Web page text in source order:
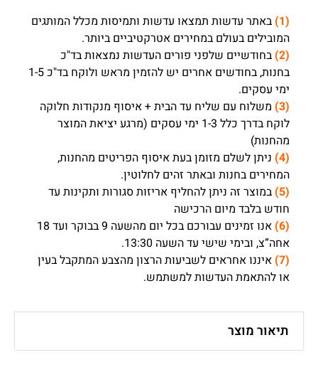
(1)
באתר עדשות תמצאו עדשות ותמיסות מכלל המותגים
המובילים בעולם במחירים אטרקטיביים ביותר.
(2)
בחודשיים שלפני פורים העדשות נמצאות בד"כ
בחנות, בחודשים אחרים יש להזמין מראש ולוקח בד"כ 1-5
ימי עסקים.
(3)
משלוח עם שליח עד הבית + איסוף מנקודות חלוקה
לוקח בדרך כלל 1-3 ימי עסקים (מרגע יציאת המוצר
מהחנות)
(4)
ניתן לשלם מזומן בעת איסוף הפריטים מהחנות,
המחירים בחנות ובאתר זהים לחלוטין.
(5)
במוצר זה ניתן להחליף אריזות סגורות ותקינות עד
חודש בלבד מיום הרכישה
(6)
אנו זמינים עבורכם בכל יום מהשעה 9 בבוקר ועד 18
אחה”צ, ובימי שישי עד השעה 13:30.
(7)
איננו אחראים לשביעות הרצון מהצבע המתקבל בעין
או להתאמת העדשות למשתמש.
תיאור מוצר